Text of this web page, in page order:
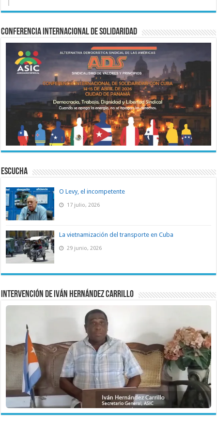
Conferencia Internacional de Solidaridad
ESCUCHA
O Levy, el incompetente
17 julio, 2026
La vietnamización del transporte en Cuba
29 junio, 2026
Intervención de Iván Hernández Carrillo